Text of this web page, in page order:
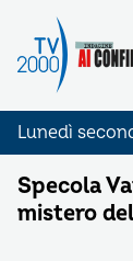
Lunedì
Specola
mistero